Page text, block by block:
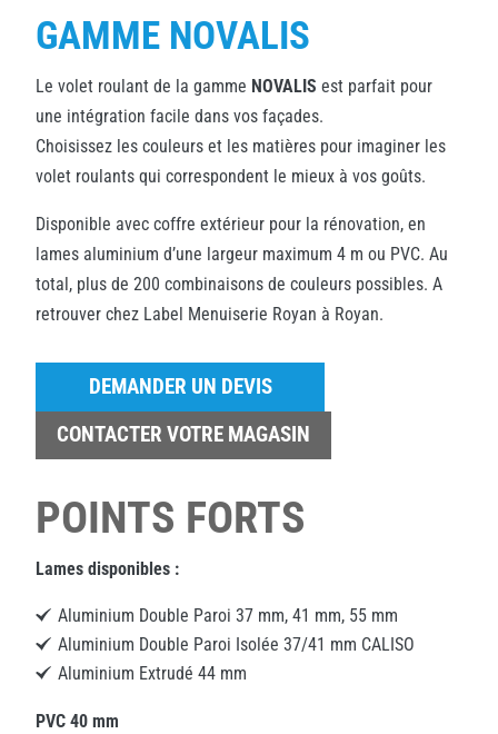
GAMME NOVALIS
Le volet roulant de la gamme NOVALIS est parfait pour
une intégration facile dans vos façades.
Choisissez les couleurs et les matières pour imaginer les
volet roulants qui correspondent le mieux à vos goûts.
Disponible avec coffre extérieur pour la rénovation, en
lames aluminium d’une largeur maximum 4 m ou PVC. Au
total, plus de 200 combinaisons de couleurs possibles. A
retrouver chez Label Menuiserie Royan à Royan.
DEMANDER UN DEVIS
CONTACTER VOTRE MAGASIN
POINTS FORTS
Lames disponibles :
Aluminium Double Paroi 37 mm, 41 mm, 55 mm
Aluminium Double Paroi Isolée 37/41 mm CALISO
Aluminium Extrudé 44 mm
PVC 40 mm